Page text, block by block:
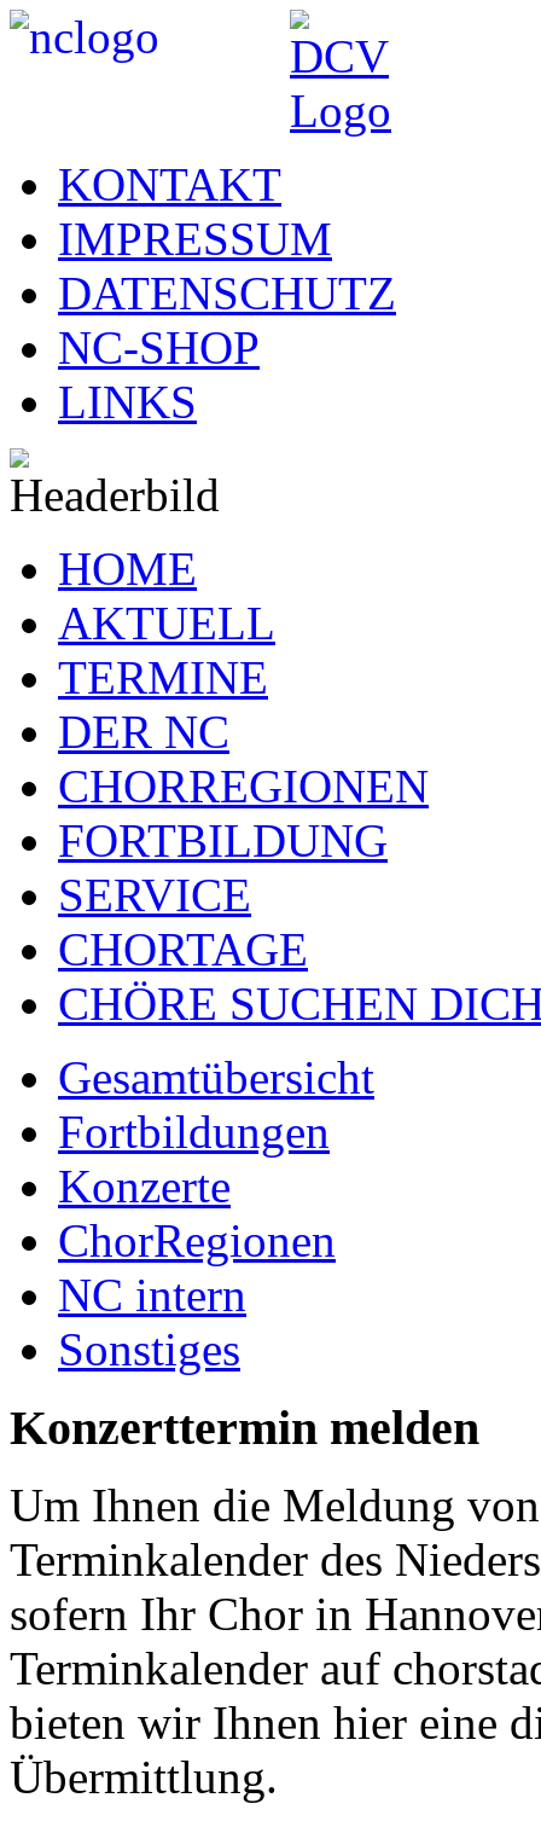
KONTAKT
IMPRESSUM
DATENSCHUTZ
NC-SHOP
LINKS
HOME
AKTUELL
TERMINE
DER NC
CHORREGIONEN
FORTBILDUNG
SERVICE
CHORTAGE
CHÖRE SUCHEN
Gesamtübersicht
Fortbildungen
Konzerte
ChorRegionen
NC intern
Sonstiges
Konzerttermin melden
Um Ihnen die Meldung
Terminkalender des
sofern Ihr Chor in
Terminkalender auf
bieten wir Ihnen hier eine
Übermittlung.